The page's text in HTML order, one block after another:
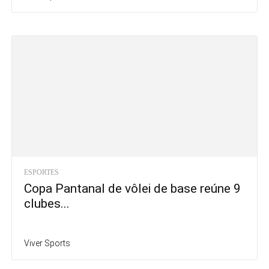
ESPORTES
Copa Pantanal de vôlei de base reúne 9
clubes...
Viver Sports